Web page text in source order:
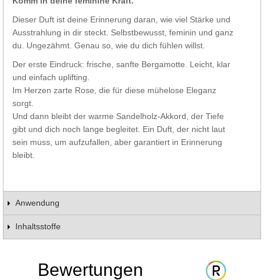
Dieser Duft ist deine Erinnerung daran, wie viel Stärke und
Ausstrahlung in dir steckt. Selbstbewusst, feminin und ganz
du. Ungezähmt. Genau so, wie du dich fühlen willst.
Der erste Eindruck: frische, sanfte Bergamotte. Leicht, klar
und einfach uplifting.
Im Herzen zarte Rose, die für diese mühelose Eleganz
sorgt.
Und dann bleibt der warme Sandelholz-Akkord, der Tiefe
gibt und dich noch lange begleitet. Ein Duft, der nicht laut
sein muss, um aufzufallen, aber garantiert in Erinnerung
bleibt.
Anwendung
Inhaltsstoffe
Bewertungen